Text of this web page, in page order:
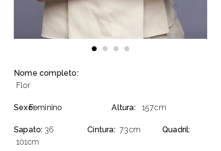
Nome completo:
Flor
Sexo:Feminino Altura: 157cm
Sapato: 36 Cintura: 73cm
Quadril:
101cm